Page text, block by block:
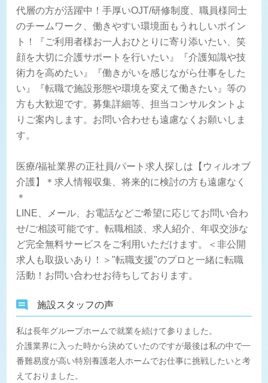
代層の方が活躍中！手厚いOJT/研修制度、職員様同士
のチームワーク、働きやすい環境面もうれしいポイン
ト！『ご利用者様お一人おひとりに寄り添いたい、笑
顔を大切に介護サポートを行いたい』『介護知識や技
術力を高めたい』『働きがいを感じながら仕事をした
い』『転職で施設形態や環境を変えて働きたい』等の
方も大歓迎です。募集詳細等、担当コンサルタントよ
りご案内します。お問い合わせも遠慮なくお願いしま
す。
医療/福祉業界の正社員/パート求人探しは【ウィルオブ
介護】＊求人情報収集、将来的に検討の方も遠慮なく
＊
LINE、メール、お電話などご希望に応じてお問い合わ
せ/ご相談可能です。転職相談、求人紹介、年収交渉な
ど完全無料サービスをご利用いただけます。＜非公開
求人も取扱いあり！＞"転職支援"のプロと一緒に転職
活動！お問い合わせお待ちしております。
施設スタッフの声
私は長年グループホームで就業を続けて参りました。
介護業界に入った時から決めていたのですが最後は私の中で一
番難易度が高い特別養護老人ホームでお仕事に挑戦したいと考
えておりました。